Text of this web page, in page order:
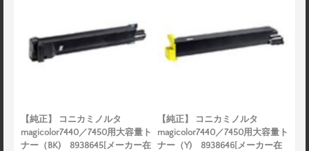
【純正】 コニカミノルタ
magicolor7440／7450用大容量ト
ナー（BK) 8938645[メーカー在
【純正】 コニカミノルタ
magicolor7440／7450用大容量ト
ナー（Y) 8938646[メーカー在